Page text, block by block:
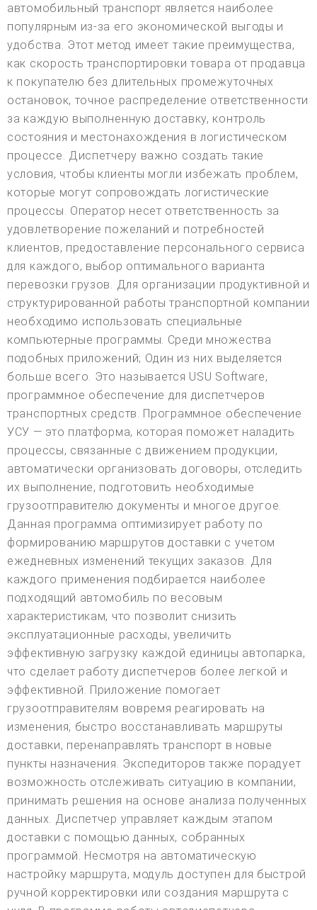
автомобильный транспорт является наиболее
популярным из-за его экономической выгоды и
удобства. Этот метод имеет такие преимущества,
как скорость транспортировки товара от продавца
к покупателю без длительных промежуточных
остановок, точное распределение ответственности
за каждую выполненную доставку, контроль
состояния и местонахождения в логистическом
процессе. Диспетчеру важно создать такие
условия, чтобы клиенты могли избежать проблем,
которые могут сопровождать логистические
процессы. Оператор несет ответственность за
удовлетворение пожеланий и потребностей
клиентов, предоставление персонального сервиса
для каждого, выбор оптимального варианта
перевозки грузов. Для организации продуктивной и
структурированной работы транспортной компании
необходимо использовать специальные
компьютерные программы. Среди множества
подобных приложений; Один из них выделяется
больше всего. Это называется USU Software,
программное обеспечение для диспетчеров
транспортных средств. Программное обеспечение
УСУ — это платформа, которая поможет наладить
процессы, связанные с движением продукции,
автоматически организовать договоры, отследить
их выполнение, подготовить необходимые
грузоотправителю документы и многое другое.
Данная программа оптимизирует работу по
формированию маршрутов доставки с учетом
ежедневных изменений текущих заказов. Для
каждого применения подбирается наиболее
подходящий автомобиль по весовым
характеристикам, что позволит снизить
эксплуатационные расходы, увеличить
эффективную загрузку каждой единицы автопарка,
что сделает работу диспетчеров более легкой и
эффективной. Приложение помогает
грузоотправителям вовремя реагировать на
изменения, быстро восстанавливать маршруты
доставки, перенаправлять транспорт в новые
пункты назначения. Экспедиторов также порадует
возможность отслеживать ситуацию в компании,
принимать решения на основе анализа полученных
данных. Диспетчер управляет каждым этапом
доставки с помощью данных, собранных
программой. Несмотря на автоматическую
настройку маршрута, модуль доступен для быстрой
ручной корректировки или создания маршрута с